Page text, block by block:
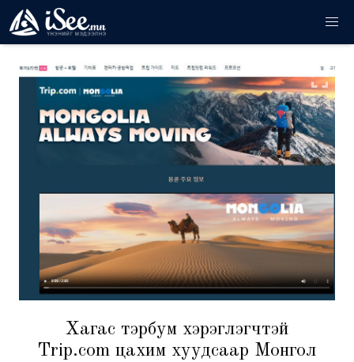
Хагас тэрбум хэрэглэгчтэй
Trip.com цахим хуудсаар Монгол